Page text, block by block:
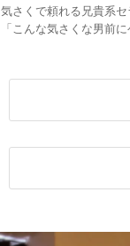
気さくで頼れる兄貴系
「こんな気さくな男前